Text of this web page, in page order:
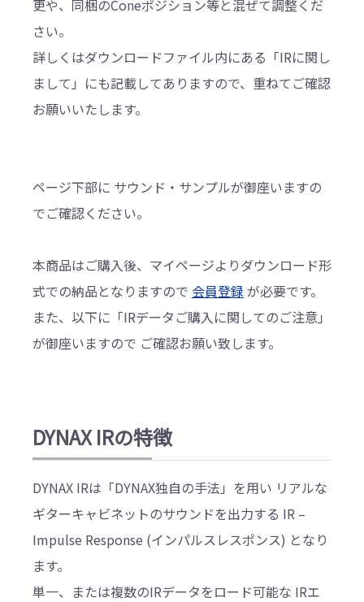
更や、同梱のConeポジション等と混ぜて調整くだ
さい。
詳しくはダウンロードファイル内にある「IRに関し
まして」にも記載してありますので、重ねてご確認
お願いいたします。
ページ下部に サウンド・サンプルが御座いますの
でご確認ください。
本商品はご購入後、マイページよりダウンロード形
式での納品となりますので 会員登録 が必要です。
また、以下に「IRデータご購入に関してのご注意」
が御座いますので ご確認お願い致します。
DYNAX IRの特徴
DYNAX IRは「DYNAX独自の手法」を用い リアルな
ギターキャビネットのサウンドを出力する IR –
Impulse Response (インパルスレスポンス) となり
ます。
単一、または複数のIRデータをロード可能な IRエ